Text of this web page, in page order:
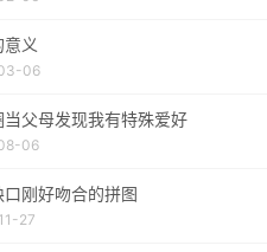
义
06
当父母发现我有特殊爱好
06
口刚好吻合的拼图
27